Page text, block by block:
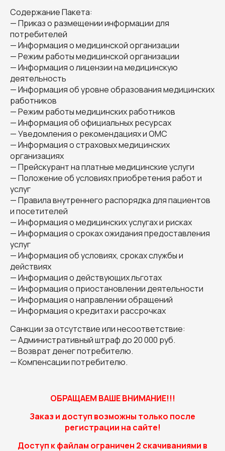
Содержание Пакета:
— Приказ о размещении информации для
потребителей
— Информация о медицинской организации
— Режим работы медицинской организации
— Информация о лицензии на медицинскую
деятельность
— Информация об уровне образования медицинских
работников
— Режим работы медицинских работников
— Информация об официальных ресурсах
— Уведомления о рекомендациях и ОМС
— Информация о страховых медицинских
организациях
— Прейскурант на платные медицинские услуги
— Положение об условиях приобретения работ и
услуг
— Правила внутреннего распорядка для пациентов
и посетителей
— Информация о медицинских услугах и рисках
— Информация о сроках ожидания предоставления
услуг
— Информация об условиях, сроках службы и
действиях
— Информация о действующих льготах
— Информация о приостановлении деятельности
— Информация о направлении обращений
— Информация о кредитах и рассрочках
Санкции за отсутствие или несоответствие:
— Административный штраф до 20 000 руб.
— Возврат денег потребителю.
— Компенсации потребителю.
ОБРАЩАЕМ ВАШЕ ВНИМАНИЕ!!!
Заказ и доступ возможны только после
регистрации на сайте!
Доступ к файлам ограничен 2 скачиваниями в